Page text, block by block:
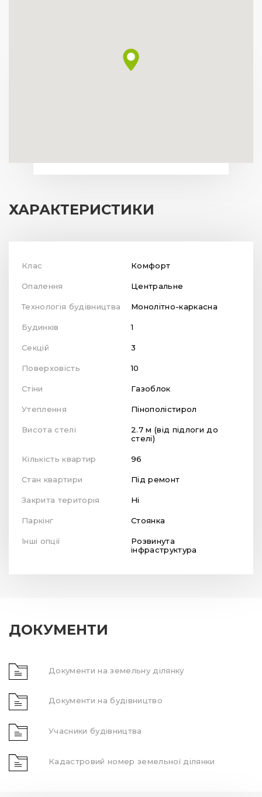
ХАРАКТЕРИСТИКИ
Клас Комфорт
Опалення Центральне
Технологія будівництва Монолітно-каркасна
Будинків 1
Секцій 3
Поверховість 10
Стіни Газоблок
Утеплення Пінополістирол
Висота стелі
2.7 м (від підлоги до
стелі)
Кількість квартир 96
Стан квартири Під ремонт
Закрита територія Ні
Паркінг Стоянка
Інші опції
Розвинута
інфраструктура
ДОКУМЕНТИ
Документи на земельну ділянку
Документи на будівництво
Учасники будівництва
Кадастровий номер земельної ділянки